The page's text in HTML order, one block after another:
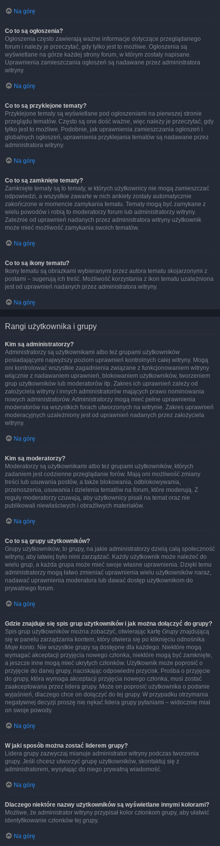
Na górę
Co to są ogłoszenia?
Ogłoszenia często zawierają ważne informacje dotyczące przeglądanego
forum i należy je przeczytać, gdy tylko jest to możliwe. Ogłoszenia są
wyświetlane na górze każdej strony forum, w którym zostały napisane.
Uprawnienia zamieszczania ogłoszeń są nadawane przez administratora
witryny.
Na górę
Co to są przyklejone tematy?
Przyklejone tematy są wyświetlane pod ogłoszeniami na pierwszej stronie
przeglądu tematów. Często są one dość ważne, więc należy je przeczytać, gdy
tylko jest to możliwe. Podobnie, jak uprawnienia zamieszczania ogłoszeń i
globalnych ogłoszeń, uprawnienia przyklejania tematów są nadawane przez
administratora witryny.
Na górę
Co to są zamknięte tematy?
Zamknięte tematy są to tematy, w których użytkownicy nie mogą zamieszczać
odpowiedzi, a wszystkie zawarte w nich ankiety zostały automatycznie
zakończone w momencie zamykania tematu. Tematy mogą być zamykane z
wielu powodów i robią to moderatorzy forum lub administratorzy witryny.
Zależnie od uprawnień nadanych przez administratora witryny użytkownik
może mieć możliwość zamykania swoich tematów.
Na górę
Co to są ikony tematu?
Ikony tematu są obrazkami wybieranymi przez autora tematu skojarzonymi z
postami – sugerują ich treść. Możliwość korzystania z ikon tematu uzależniona
jest od uprawnień nadanych przez administratora witryny.
Na górę
Rangi użytkownika i grupy
Kim są administratorzy?
Administratorzy są użytkownikami albo też grupami użytkowników
posiadającymi najwyższy poziom uprawnień kontrolnych całej witryny. Mogą
oni kontrolować wszystkie zagadnienia związane z funkcjonowaniem witryny
włącznie z nadawaniem uprawnień, blokowaniem użytkowników, tworzeniem
grup użytkowników lub moderatorów itp. Zakres ich uprawnień zależy od
założyciela witryny i innych administratorów mających prawo nominowania
nowych administratorów. Administratorzy mogą mieć pełne uprawnienia
moderatorów na wszystkich forach utworzonych na witrynie. Zakres uprawnień
moderacyjnych uzależniony jest od uprawnień nadanych przez założyciela
witryny.
Na górę
Kim są moderatorzy?
Moderatorzy są użytkownikami albo też grupami użytkowników, których
zadaniem jest codzienne przeglądanie forów. Mają oni możliwość zmiany
treści lub usuwania postów, a także blokowania, odblokowywania,
przenoszenia, usuwania i dzielenia tematów na forum, które moderują. Z
reguły moderatorzy czuwają, aby użytkownicy pisali na temat oraz nie
publikowali niewłaściwych i obraźliwych materiałów.
Na górę
Co to są grupy użytkowników?
Grupy użytkowników, to grupy, na jakie administratorzy dzielą całą społeczność
witryny, aby łatwiej było nimi zarządzać. Każdy użytkownik może należeć do
wielu grup, a każda grupa może mieć swoje własne uprawnienia. Dzięki temu
administratorzy mogą łatwo zmieniać uprawnienia wielu użytkowników naraz,
nadawać uprawnienia moderatora lub dawać dostęp użytkownikom do
prywatnego forum.
Na górę
Gdzie znajduje się spis grup użytkowników i jak można dołączyć do grupy?
Spis grup użytkowników można zobaczyć, otwierając kartę Grupyznajdującą
się w panelu zarządzania kontem, który otwiera się po kliknięciu odnośnika
Moje konto. Nie wszystkie grupy są dostępne dla każdego. Niektóre mogą
wymagać akceptacji przyjęcia nowego członka, niektóre mogą być zamknięte,
a jeszcze inne mogą mieć ukrytych członków. Użytkownik może poprosić o
przyjęcie do danej grupy, naciskając odpowiedni przycisk. Prośba o przyjęcie
do grupy, która wymaga akceptacji przyjęcia nowego członka, musi zostać
zaakceptowana przez lidera grupy. Może on poprosić użytkownika o podanie
wyjaśnień, dlaczego chce on dołączyć do tej grupy. W przypadku otrzymania
negatywnej decyzji proszę nie nękać lidera grupy pytaniami – widocznie miał
on swoje powody.
Na górę
W jaki sposób można zostać liderem grupy?
Lidera grupy zazwyczaj mianuje administrator witryny podczas tworzenia
grupy. Jeśli chcesz utworzyć grupę użytkowników, skontaktuj się z
administratorem, wysyłając do niego prywatną wiadomość.
Na górę
Dlaczego niektóre nazwy użytkowników są wyświetlane innymi kolorami?
Możliwe, że administrator witryny przypisał kolor członkom grupy, aby ułatwić
identyfikowanie członków tej grupy.
Na górę